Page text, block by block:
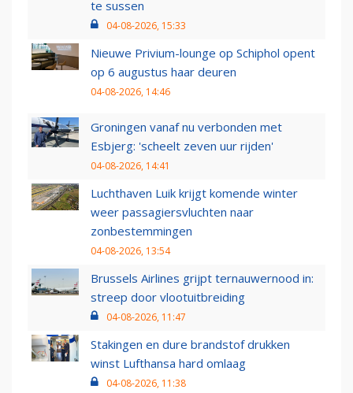
te sussen
04-08-2026, 15:33
Nieuwe Privium-lounge op Schiphol opent
op 6 augustus haar deuren
04-08-2026, 14:46
Groningen vanaf nu verbonden met
Esbjerg: 'scheelt zeven uur rijden'
04-08-2026, 14:41
Luchthaven Luik krijgt komende winter
weer passagiersvluchten naar
zonbestemmingen
04-08-2026, 13:54
Brussels Airlines grijpt ternauwernood in:
streep door vlootuitbreiding
04-08-2026, 11:47
Stakingen en dure brandstof drukken
winst Lufthansa hard omlaag
04-08-2026, 11:38